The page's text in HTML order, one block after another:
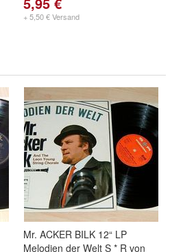
+ 5,50 € Versand
Mr. ACKER BILK 12“ LP
Melodien der Welt S * R von